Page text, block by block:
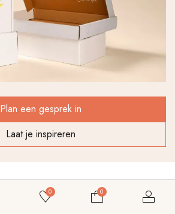
0 0
Plan een gesprek in
Laat je inspireren